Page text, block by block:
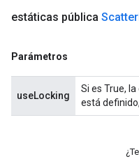
estáticas pública Scatter
Parámetros
useLocking
Si es True,
está